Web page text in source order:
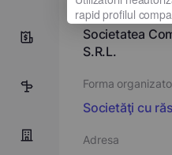
2
5
Denumirea
Societatea
S.R.L.
Forma
Societăţi cu
Adresa